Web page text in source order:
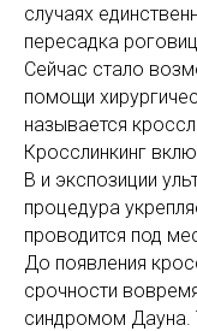
случаях
пересадка
Сейчас стало
помощи
называется
Кросслинкинг
B и экспозиции
процедура
проводится под
До появления
срочности
синдромом Дауна.